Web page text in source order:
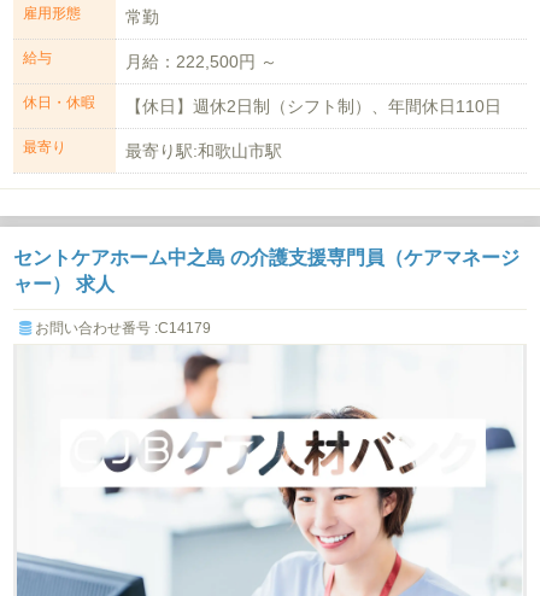
雇用形態 常勤
給与 月給：222,500円 ～
休日・休暇 【休日】週休2日制（シフト制）、年間休日110日
最寄り 最寄り駅:和歌山市駅
セントケアホーム中之島 の介護支援専門員（ケアマネージ
ャー） 求人
お問い合わせ番号 :C14179